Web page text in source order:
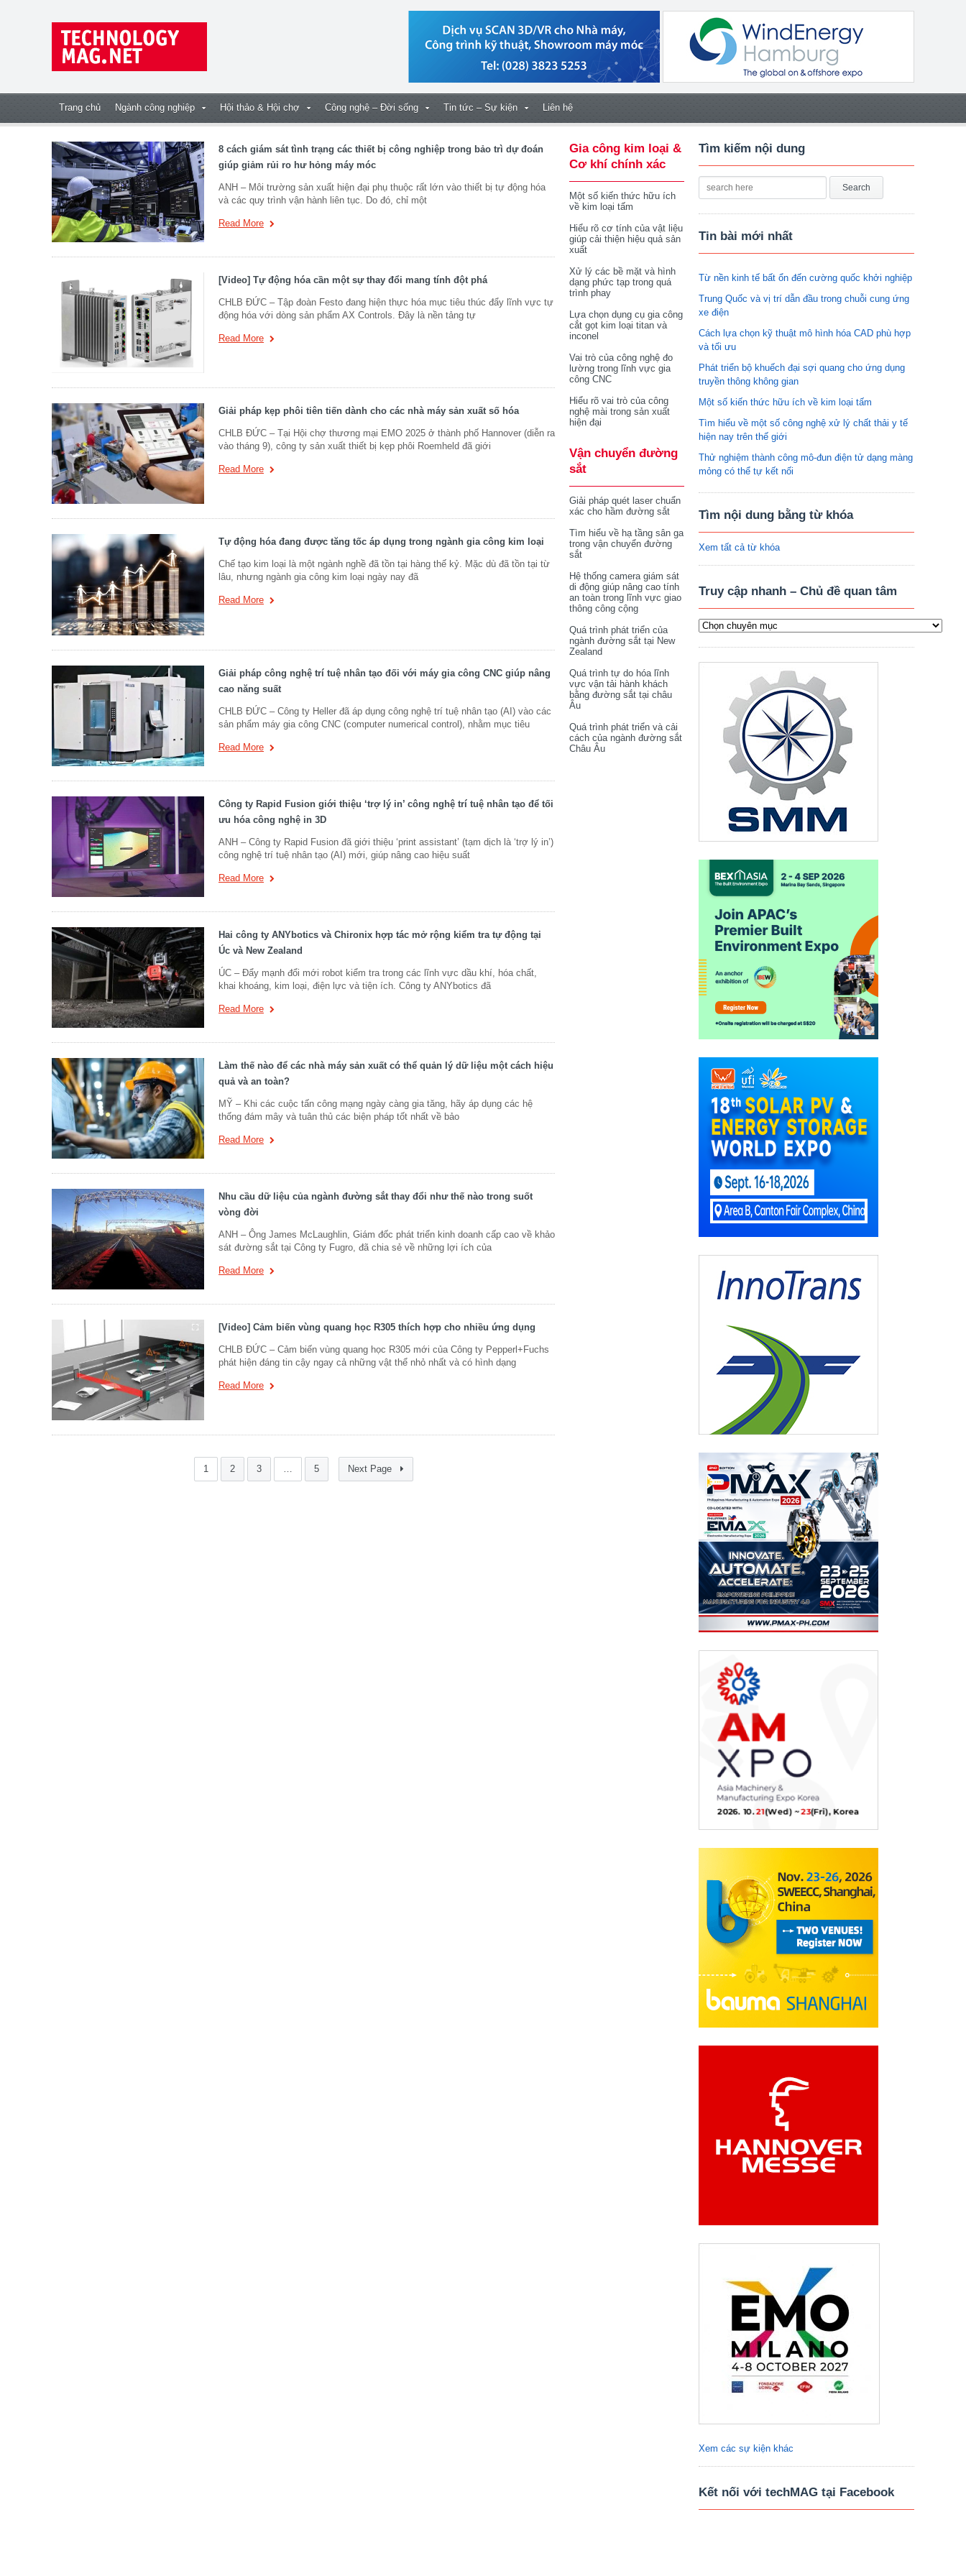
Trang chủ Ngành công nghiệp Hội thảo & Hội chợ Công nghệ – Đời sống Tin tức – Sự kiện Liên hệ
8 cách giám sát tình trạng các thiết bị công nghiệp trong bảo trì dự đoán
giúp giảm rủi ro hư hỏng máy móc
ANH – Môi trường sản xuất hiện đại phụ thuộc rất lớn vào thiết bị tự động hóa
và các quy trình vận hành liên tục. Do đó, chỉ một
Read More
[Video] Tự động hóa cần một sự thay đổi mang tính đột phá
CHLB ĐỨC – Tập đoàn Festo đang hiện thực hóa mục tiêu thúc đẩy lĩnh vực tự
động hóa với dòng sản phẩm AX Controls. Đây là nền tảng tự
Read More
Giải pháp kẹp phôi tiên tiến dành cho các nhà máy sản xuất số hóa
CHLB ĐỨC – Tại Hội chợ thương mại EMO 2025 ở thành phố Hannover (diễn ra
vào tháng 9), công ty sản xuất thiết bị kẹp phôi Roemheld đã giới
Read More
Tự động hóa đang được tăng tốc áp dụng trong ngành gia công kim loại
Chế tạo kim loại là một ngành nghề đã tồn tại hàng thế kỷ. Mặc dù đã tồn tại từ
lâu, nhưng ngành gia công kim loại ngày nay đã
Read More
Giải pháp công nghệ trí tuệ nhân tạo đối với máy gia công CNC giúp nâng
cao năng suất
CHLB ĐỨC – Công ty Heller đã áp dụng công nghệ trí tuệ nhân tạo (AI) vào các
sản phẩm máy gia công CNC (computer numerical control), nhằm mục tiêu
Read More
Công ty Rapid Fusion giới thiệu ‘trợ lý in’ công nghệ trí tuệ nhân tạo để tối
ưu hóa công nghệ in 3D
ANH – Công ty Rapid Fusion đã giới thiệu ‘print assistant’ (tạm dịch là ‘trợ lý in’)
công nghệ trí tuệ nhân tạo (AI) mới, giúp nâng cao hiệu suất
Read More
Hai công ty ANYbotics và Chironix hợp tác mở rộng kiểm tra tự động tại
Úc và New Zealand
ÚC – Đẩy mạnh đổi mới robot kiểm tra trong các lĩnh vực dầu khí, hóa chất,
khai khoáng, kim loại, điện lực và tiện ích. Công ty ANYbotics đã
Read More
Làm thế nào để các nhà máy sản xuất có thể quản lý dữ liệu một cách hiệu
quả và an toàn?
MỸ – Khi các cuộc tấn công mạng ngày càng gia tăng, hãy áp dụng các hệ
thống đám mây và tuân thủ các biện pháp tốt nhất về bảo
Read More
Nhu cầu dữ liệu của ngành đường sắt thay đổi như thế nào trong suốt
vòng đời
ANH – Ông James McLaughlin, Giám đốc phát triển kinh doanh cấp cao về khảo
sát đường sắt tại Công ty Fugro, đã chia sẻ về những lợi ích của
Read More
[Video] Cảm biến vùng quang học R305 thích hợp cho nhiều ứng dụng
CHLB ĐỨC – Cảm biến vùng quang học R305 mới của Công ty Pepperl+Fuchs
phát hiện đáng tin cậy ngay cả những vật thể nhỏ nhất và có hình dạng
Read More
1 2 3 … 5 Next Page
Gia công kim loại &
Cơ khí chính xác
Một số kiến thức hữu ích
về kim loại tấm
Hiểu rõ cơ tính của vật liệu
giúp cải thiện hiệu quả sản
xuất
Xử lý các bề mặt và hình
dạng phức tạp trong quá
trình phay
Lựa chọn dụng cụ gia công
cắt gọt kim loại titan và
inconel
Vai trò của công nghệ đo
lường trong lĩnh vực gia
công CNC
Hiểu rõ vai trò của công
nghệ mài trong sản xuất
hiện đại
Vận chuyển đường
sắt
Giải pháp quét laser chuẩn
xác cho hầm đường sắt
Tìm hiểu về hạ tầng sân ga
trong vận chuyển đường
sắt
Hệ thống camera giám sát
di động giúp nâng cao tính
an toàn trong lĩnh vực giao
thông công cộng
Quá trình phát triển của
ngành đường sắt tại New
Zealand
Quá trình tự do hóa lĩnh
vực vận tải hành khách
bằng đường sắt tại châu
Âu
Quá trình phát triển và cải
cách của ngành đường sắt
Châu Âu
Tìm kiếm nội dung
Tin bài mới nhất
Từ nền kinh tế bất ổn đến cường quốc khởi nghiệp
Trung Quốc và vị trí dẫn đầu trong chuỗi cung ứng
xe điện
Cách lựa chọn kỹ thuật mô hình hóa CAD phù hợp
và tối ưu
Phát triển bộ khuếch đại sợi quang cho ứng dụng
truyền thông không gian
Một số kiến thức hữu ích về kim loại tấm
Tìm hiểu về một số công nghệ xử lý chất thải y tế
hiện nay trên thế giới
Thử nghiệm thành công mô-đun điện tử dạng màng
mỏng có thể tự kết nối
Tìm nội dung bằng từ khóa
Xem tất cả từ khóa
Truy cập nhanh – Chủ đề quan tâm
Xem các sự kiện khác
Kết nối với techMAG tại Facebook